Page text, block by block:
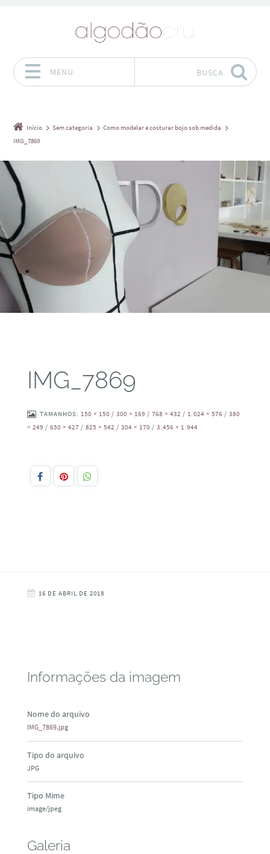
MENU BUSCA
Início Sem categoria
Como modelar e costurar bojo sob medida
IMG_7869
IMG_7869
TAMANHOS: 150 × 150 / 300 × 169 / 768 × 432 / 1.024 × 576 / 380
× 249 / 650 × 427 / 825 × 542 / 304 × 170 / 3.456 × 1.944
16 DE ABRIL DE 2018
Informações da imagem
Nome do arquivo
IMG_7869.jpg
Tipo do arquivo
JPG
Tipo Mime
image/jpeg
Galeria